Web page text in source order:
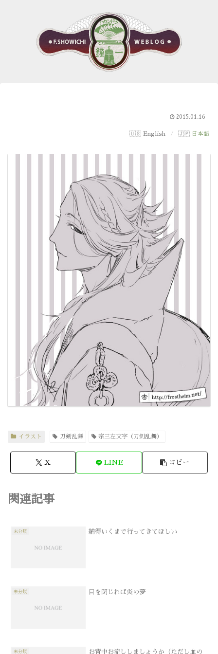
2015.01.16
English 日本語
イラスト 刀剣乱舞 宗三左文字（刀剣乱舞）
X LINE コピー
関連記事
未分類 納得いくまで行ってきてほしい
未分類 目を閉じれば炎の夢
未分類 お背中お流ししましょうか（ただし血の